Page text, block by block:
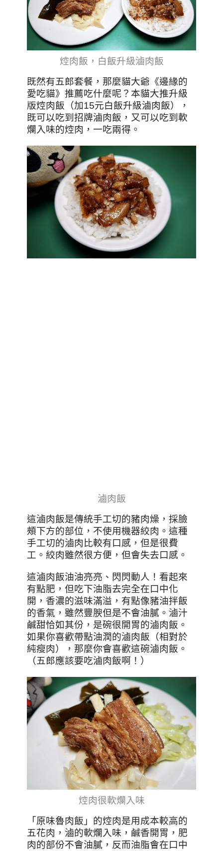
焢肉飯，白飯升級滷肉飯
既然有五郎套餐，那麼貓大爺 《邊緣的
愛吃貓》 推薦吃什麼呢？本貓大推升級
版焢肉飯（加15元白飯升級滷肉飯），
既可以吃到招牌滷肉飯，又可以吃到軟
爛入味的焢肉，一吃兩得 。
滷肉飯
這滷肉飯是傳統手工切的豬肉燥，採臉
頰下方的部位，不使用機器絞肉。這種
手工切的滷肉比較有口感，但是很費
工。絞肉雖然很方便，但會失去口感。
這滷肉飯油油亮亮、閃閃動人！看起來
有點肥，但吃下油脂去完全在口中化
開，香濃的滋味滿溢，有點像豬油拌飯
的香氣，雖然豐腴但是不會油膩。滷汁
鹹甜恰如其份，是碗很開胃的滷肉飯。
如果你喜歡帶點油潤的滷肉飯（相對於
純瘦肉），那麼你會喜歡這碗滷肉飯。
（五郎應該要吃滷肉飯啊！）
焢肉很軟爛入味
「原味魯肉飯」的焢肉是用成本較高的
五花肉，滷的軟爛入味，鹹香開胃，肥
肉的部份不會油膩，反而油脂會在口中